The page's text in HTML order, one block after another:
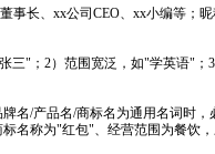
事长、xx公司CEO、xx小编等；
三"；2）范围宽泛，如"学英语"；
名/产品名/商标名为通用名词时
名称为"红包"、经营范围为餐饮